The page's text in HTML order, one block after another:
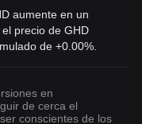
aumente en un
precio de GHD
de +0.00%.
en
de cerca el
conscientes de los